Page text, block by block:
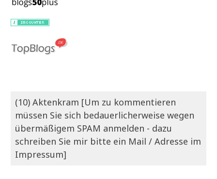
(10) Aktenkram [Um zu kommentieren
müssen Sie sich bedauerlicherweise wegen
übermäßigem SPAM anmelden - dazu
schreiben Sie mir bitte ein Mail / Adresse im
Impressum]